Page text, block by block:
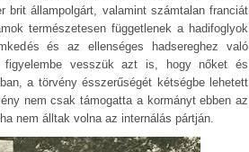
brit állampolgárt, valamint számtalan franciát
természetesen függetlenek a hadifoglyok
és az ellenséges hadsereghez való
vesszük azt is, hogy nőket és
a törvény ésszerűségét kétségbe lehetett
nem csak támogatta a kormányt ebben az
nem álltak volna az internálás pártján.